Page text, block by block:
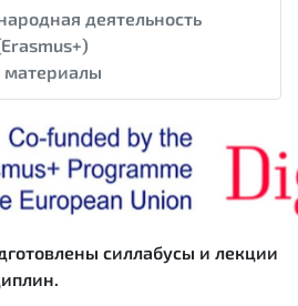
деятельность
материалы
силлабусы и лекции